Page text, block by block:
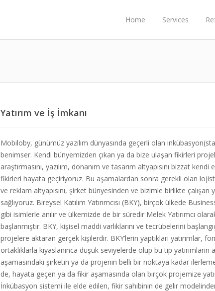
Home Services
Yatırım ve İş İmkanı
Mobiloby, günümüz yazılım dünyasında geçerli olan
benimser. Kendi bünyemizden çıkan ya da bize ulaşan fikirleri
araştırmasını, yazılım, donanım ve tasarım altyapısını bizzat
fikirleri hayata geçiriyoruz. Bu aşamalardan sonra gerekli olan
ve reklam altyapısını, şirket bünyesinden ve bizimle birlikte çalışan
sağlıyoruz. Bireysel Katılım Yatırımcısı (BKY), birçok ülkede
gibi isimlerle anılır ve ülkemizde de bir süredir Melek Yatırımcı
başlanmıştır. BKY, kişisel maddi varlıklarını ve tecrübelerini
projelere aktaran gerçek kişilerdir. BKY’lerin yaptıkları yatırımlar,
ortaklıklarla kıyaslanınca düşük seviyelerde olup bu tip yatırımların
aşamasındaki şirketin ya da projenin belli bir noktaya kadar
de, hayata geçen ya da fikir aşamasında olan birçok projemize
İnkübasyon sistemi ile elde edilen, fikir sahibinin de gelir modelinden